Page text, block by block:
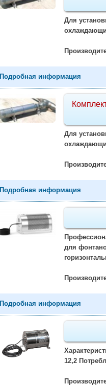
Для
Подробная информация
Для
Подробная информация
для
Подробная информация
12,2